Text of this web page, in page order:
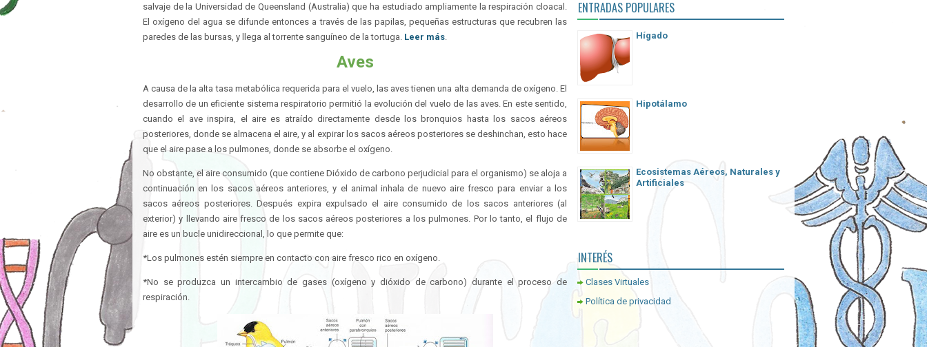
salvaje de la Universidad de Queensland (Australia) que ha estudiado ampliamente la respiración cloacal.
El oxígeno del agua se difunde entonces a través de las papilas, pequeñas estructuras que recubren las
paredes de las bursas, y llega al torrente sanguíneo de la tortuga. Leer más
Aves
A causa de la alta tasa metabólica requerida para el vuelo, las aves tienen una alta demanda de oxígeno. El
desarrollo de un eficiente sistema respiratorio permitió la evolución del vuelo de las aves. En este sentido,
cuando el ave inspira, el aire es atraído directamente desde los bronquios hasta los sacos aéreos
posteriores, donde se almacena el aire, y al expirar los sacos aéreos posteriores se deshinchan, esto hace
que el aire pase a los pulmones, donde se absorbe el oxígeno.
No obstante, el aire consumido (que contiene Dióxido de carbono perjudicial para el organismo) se aloja a
continuación en los sacos aéreos anteriores, y el animal inhala de nuevo aire fresco para enviar a los
sacos aéreos posteriores. Después expira expulsado el aire consumido de los sacos anteriores (al
exterior) y llevando aire fresco de los sacos aéreos posteriores a los pulmones. Por lo tanto, el flujo de
aire es un bucle unidireccional, lo que permite que:
*Los pulmones estén siempre en contacto con aire fresco rico en oxígeno.
*No se produzca un intercambio de gases (oxígeno y dióxido de carbono) durante el proceso de
respiración.
ENTRADAS POPULARES
Hígado
Hipotálamo
Ecosistemas Aéreos, Naturales y
Artificiales
INTERÉS
Clases Virtuales
Política de privacidad